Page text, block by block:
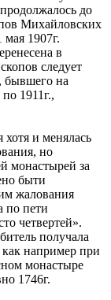
до
Михайловских
1907г.
в
следует
бывшего на
1911г.,
и менялась
но
монастырей за
быти
жалования
по пети
четвертей».
получала
как например при
монастыре
1746г.